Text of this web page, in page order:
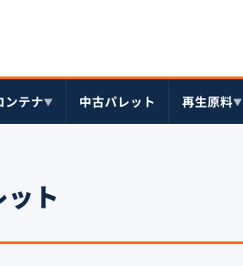
ンテナ▼ 中古パレット 再生原料▼
ト